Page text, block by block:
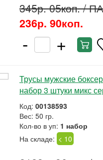
345р. 05коп./
236р. 90коп.
- +
Трусы мужские
набор 3 штуки микс
Код: 00138593
Вес: 50 гр.
Кол-во в уп: 1 набор
На складе: < 10